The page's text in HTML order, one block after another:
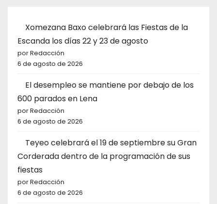
Xomezana Baxo celebrará las Fiestas de la
Escanda los días 22 y 23 de agosto
por Redacción
6 de agosto de 2026
El desempleo se mantiene por debajo de los
600 parados en Lena
por Redacción
6 de agosto de 2026
Teyeo celebrará el 19 de septiembre su Gran
Corderada dentro de la programación de sus
fiestas
por Redacción
6 de agosto de 2026